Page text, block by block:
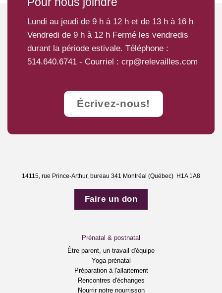
appeler pour procéder à votre inscription à l’activité.
Le tarif demandé ne constitue jamais un empêchement pour
la clientèle intéressée aux activités.
Une réduction ou une gratuité peut être accordée selon la
situation socio-économique.
au RCR, DVR et premiers soins
Appelez-nous au 514.640.6741 pour plus d’informations.
Lundi au jeudi de 9 h à 12 h et de 13 h à 16 h
Vendredi de 9 h à 12 h Fermé les vendredis
durant la période estivale. Téléphone :
514.640.6741 - Courriel : crp@relevailles.com
Écrivez-nous!
14115, rue Prince-Arthur, bureau 341 Montréal (Québec) H1A 1A8
Faire un don
Prénatal & postnatal
Être parent, un travail d'équipe
Yoga prénatal
Préparation à l'allaitement
Rencontres d'échanges
Nourrir notre nourrisson